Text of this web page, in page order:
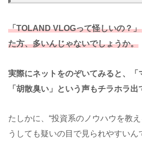
「TOLAND VLOGって怪しいの？
た方、多いんじゃないでしょうか。
実際にネットをのぞいてみると、「
「胡散臭い」という声もチラホラ出
たしかに、“投資系のノウハウを教
うしても疑いの目で見られやすいん